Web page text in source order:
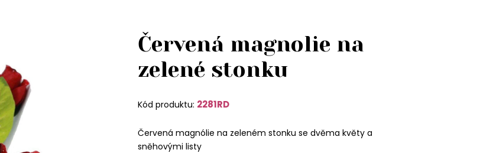
Červená magnolie na
zelené stonku
Kód produktu: 2281RD
Červená magnólie na zeleném stonku se dvěma květy a
sněhovými listy